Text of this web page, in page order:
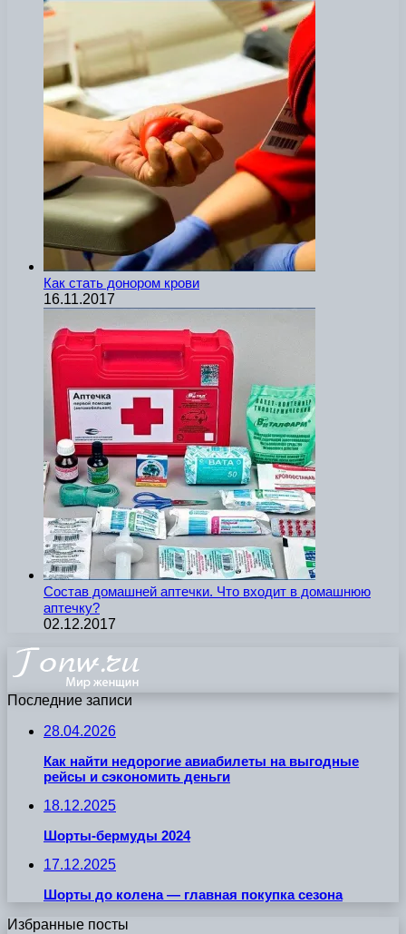
Как стать донором крови
16.11.2017
Состав домашней аптечки. Что входит в домашнюю
аптечку?
02.12.2017
Последние записи
28.04.2026
Как найти недорогие авиабилеты на выгодные
рейсы и сэкономить деньги
18.12.2025
Шорты-бермуды 2024
17.12.2025
Шорты до колена — главная покупка сезона
Избранные посты